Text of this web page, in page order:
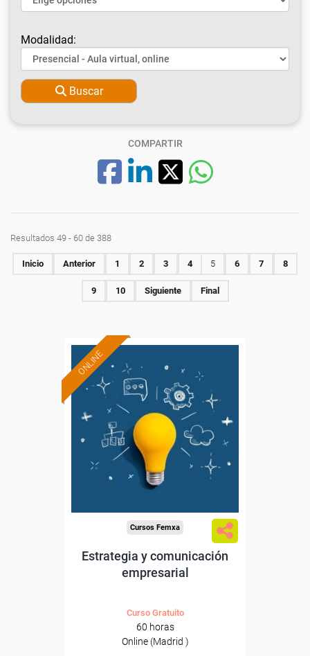
Modalidad:
Buscar
COMPARTIR
Resultados 49 - 60 de 388
Inicio Anterior 1 2 3 4 5 6 7 8
9 10 Siguiente Final
ONLINE
Formación 100%
subvencionada.
Para trabajadores y
autónomos de Madrid.
Para todos los sectores.
Cursos Femxa
Estrategia y comunicación
empresarial
Curso Gratuito
60 horas
Online (Madrid )